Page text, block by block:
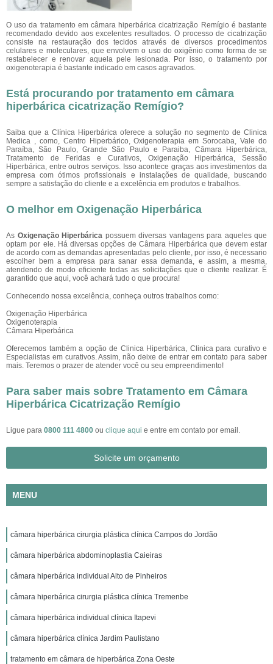
O uso da tratamento em câmara hiperbárica cicatrização Remígio é bastante
recomendado devido aos excelentes resultados. O processo de cicatrização
consiste na restauração dos tecidos através de diversos procedimentos
celulares e moleculares, que envolvem o uso do oxigênio como forma de se
restabelecer e renovar aquela pele lesionada. Por isso, o tratamento por
oxigenoterapia é bastante indicado em casos agravados.
Está procurando por tratamento em câmara
hiperbárica cicatrização Remígio?
Saiba que a Clínica Hiperbárica oferece a solução no segmento de Clinica
Medica , como, Centro Hiperbárico, Oxigenoterapia em Sorocaba, Vale do
Paraíba, São Paulo, Grande São Paulo e Paraiba, Câmara Hiperbárica,
Tratamento de Feridas e Curativos, Oxigenação Hiperbárica, Sessão
Hiperbárica, entre outros serviços. Isso acontece graças aos investimentos da
empresa com ótimos profissionais e instalações de qualidade, buscando
sempre a satisfação do cliente e a excelência em produtos e trabalhos.
O melhor em Oxigenação Hiperbárica
As Oxigenação Hiperbárica possuem diversas vantagens para aqueles que
optam por ele. Há diversas opções de Câmara Hiperbárica que devem estar
de acordo com as demandas apresentadas pelo cliente, por isso, é necessario
escolher bem a empresa para sanar essa demanda, e assim, a mesma,
atendendo de modo eficiente todas as solicitações que o cliente realizar. É
garantido que aqui, você achará tudo o que procura!
Conhecendo nossa excelência, conheça outros trabalhos como:
Oxigenação Hiperbárica
Oxigenoterapia
Câmara Hiperbárica
Oferecemos também a opção de Clinica Hiperbárica, Clinica para curativo e
Especialistas em curativos. Assim, não deixe de entrar em contato para saber
mais. Teremos o prazer de atender você ou seu empreendimento!
Para saber mais sobre Tratamento em Câmara
Hiperbárica Cicatrização Remígio
Ligue para 0800 111 4800 ou clique aqui e entre em contato por email.
Solicite um orçamento
MENU
câmara hiperbárica cirurgia plástica clínica Campos do Jordão
câmara hiperbárica abdominoplastia Caieiras
câmara hiperbárica individual Alto de Pinheiros
câmara hiperbárica cirurgia plástica clínica Tremenbe
câmara hiperbárica individual clínica Itapevi
câmara hiperbárica clínica Jardim Paulistano
tratamento em câmara de hiperbárica Zona Oeste